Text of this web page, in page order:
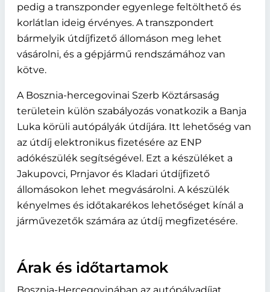
pedig a transzponder egyenlege feltölthető és
korlátlan ideig érvényes. A transzpondert
bármelyik útdíjfizető állomáson meg lehet
vásárolni, és a gépjármű rendszámához van
kötve.
A Bosznia-hercegovinai Szerb Köztársaság
területein külön szabályozás vonatkozik a Banja
Luka körüli autópályák útdíjára. Itt lehetőség van
az útdíj elektronikus fizetésére az ENP
adókészülék segítségével. Ezt a készüléket a
Jakupovci, Prnjavor és Kladari útdíjfizető
állomásokon lehet megvásárolni. A készülék
kényelmes és időtakarékos lehetőséget kínál a
járművezetők számára az útdíj megfizetésére.
Árak és időtartamok